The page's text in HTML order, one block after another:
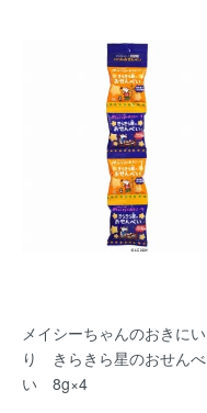
メイシーちゃんのおきにい
り きらきら星のおせんべ
い 8g×4